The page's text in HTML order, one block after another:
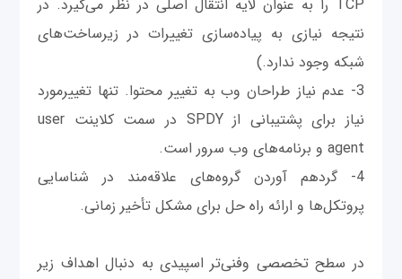
TCP را به عنوان لایه انتقال اصلی در نظر می‌گیرد. در
نتیجه نیازی به پیاده‌سازی تغییرات در زیرساخت‌های
شبکه وجود ندارد.)
3- عدم نیاز طراحان وب به تغییر محتوا. تنها تغییرمورد‌
نیاز برای پشتیبانی از SPDY در سمت کلاینت user
agent و برنامه‌های وب سرور است.
4- گردهم آوردن گروه‌های علاقه‌مند در شناسایی
پروتکل‌ها و ارائه راه حل برای مشکل تأخیر زمانی.
در سطح تخصصی وفنی‌تر اسپیدی به دنبال اهداف زیر